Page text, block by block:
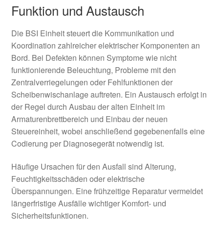
Funktion und Austausch
Die BSI Einheit steuert die Kommunikation und
Koordination zahlreicher elektrischer Komponenten an
Bord. Bei Defekten können Symptome wie nicht
funktionierende Beleuchtung, Probleme mit den
Zentralverriegelungen oder Fehlfunktionen der
Scheibenwischanlage auftreten. Ein Austausch erfolgt in
der Regel durch Ausbau der alten Einheit im
Armaturenbrettbereich und Einbau der neuen
Steuereinheit, wobei anschließend gegebenenfalls eine
Codierung per Diagnosegerät notwendig ist.
Häufige Ursachen für den Ausfall sind Alterung,
Feuchtigkeitsschäden oder elektrische
Überspannungen. Eine frühzeitige Reparatur vermeidet
längerfristige Ausfälle wichtiger Komfort- und
Sicherheitsfunktionen.